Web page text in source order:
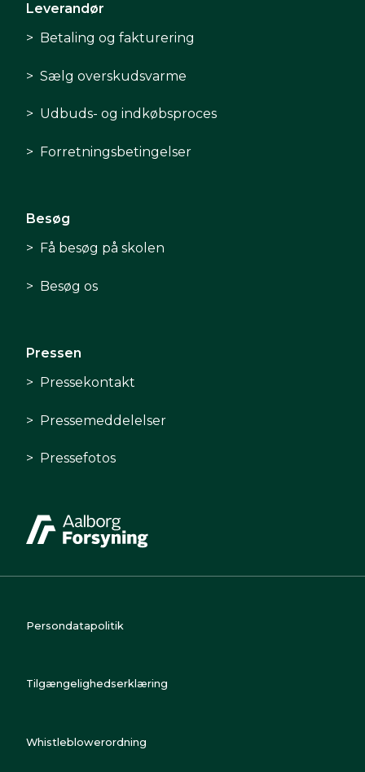
Leverandør
Betaling og fakturering
Sælg overskudsvarme
Udbuds- og indkøbsproces
Forretningsbetingelser
Besøg
Få besøg på skolen
Besøg os
Pressen
Pressekontakt
Pressemeddelelser
Pressefotos
Persondatapolitik
Tilgængelighedserklæring
Whistleblowerordning